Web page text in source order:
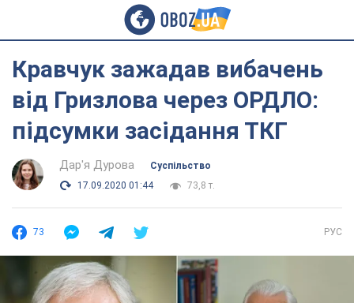
Кравчук зажадав вибачень
від Гризлова через ОРДЛО:
підсумки засідання ТКГ
Дар'я Дурова
Суспільство
17.09.2020 01:44
73,8 т.
73 РУС